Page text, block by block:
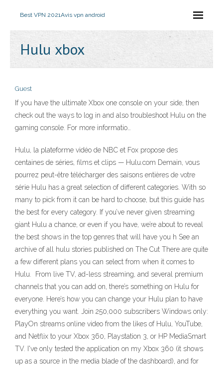
Best VPN 2021Avis vpn android
Hulu xbox
Guest
If you have the ultimate Xbox one console on your side, then
check out the ways to log in and also troubleshoot Hulu on the
gaming console. For more informatio…
Hulu, la plateforme vidéo de NBC et Fox propose des
centaines de séries, films et clips — Hulu.com Demain, vous
pourrez peut-être télécharger des saisons entières de votre
série Hulu has a great selection of different categories. With so
many to pick from it can be hard to choose, but this guide has
the best for every category. If you’ve never given streaming
giant Hulu a chance, or even if you have, we’re about to reveal
the best shows in the top genres that will have you h See an
archive of all hulu stories published on The Cut There are quite
a few different plans you can select from when it comes to
Hulu. From live TV, ad-less streaming, and several premium
channels that you can add on, there’s something on Hulu for
everyone. Here’s how you can change your Hulu plan to have
everything you want. Join 250,000 subscribers Windows only:
PlayOn streams online video from the likes of Hulu, YouTube,
and Netflix to your Xbox 360, Playstation 3, or HP MediaSmart
TV. I've only tested the application on my Xbox 360 (it shows
up as a source in the media blade of the dashboard), and for